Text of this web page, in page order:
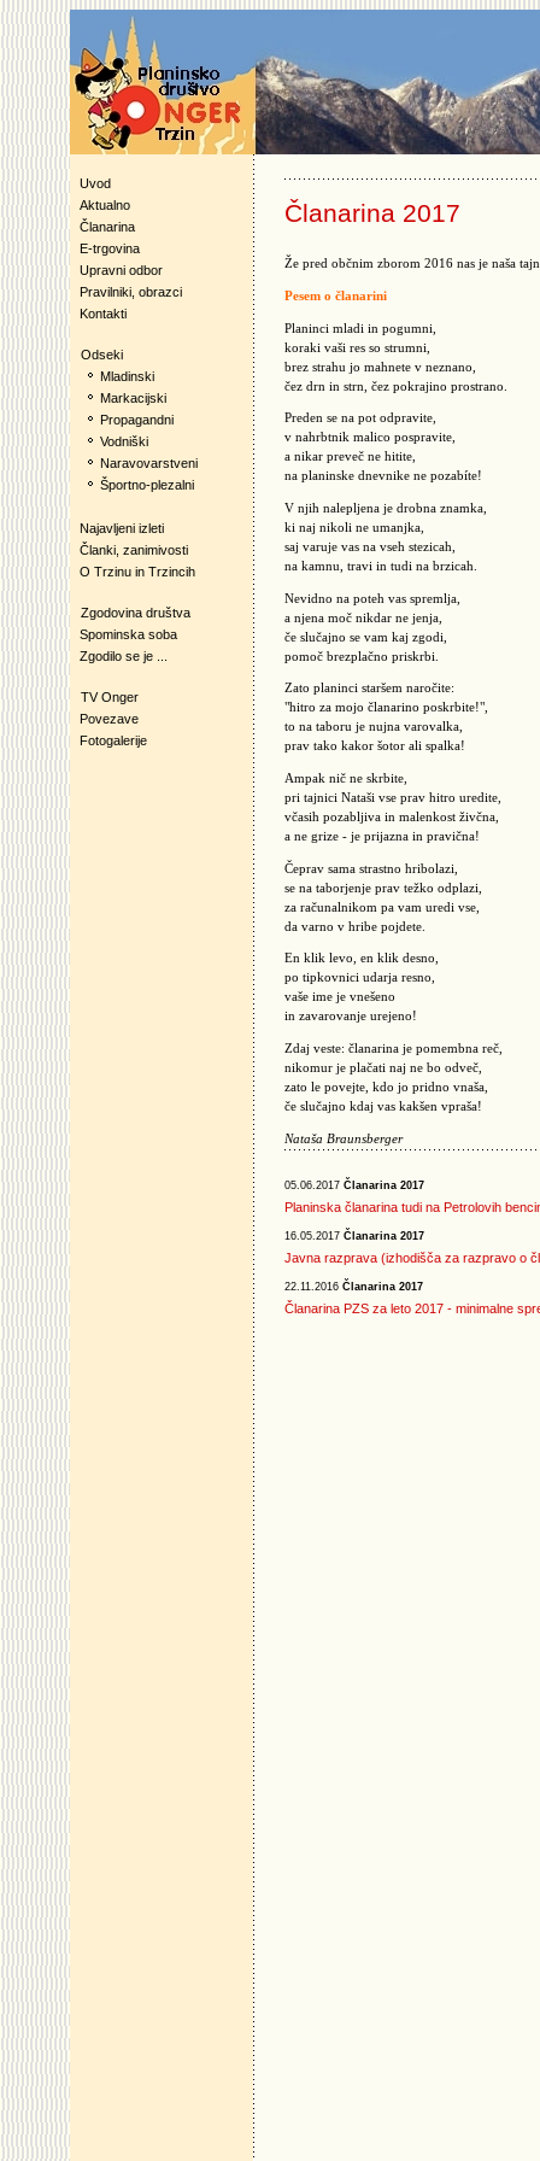
Uvod
Aktualno
Članarina
E-trgovina
Upravni odbor
Pravilniki, obrazci
Kontakti
Odseki
Mladinski
Markacijski
Propagandni
Vodniški
Naravovarstveni
Športno-plezalni
Najavljeni izleti
Članki, zanimivosti
O Trzinu in Trzincih
Zgodovina društva
Spominska soba
Zgodilo se je ...
TV Onger
Povezave
Fotogalerije
Članarina 2017
Že pred občnim zborom 2016 nas je naša
Pesem o članarini
Planinci mladi in pogumni,
koraki vaši res so strumni,
brez strahu jo mahnete v neznano,
čez drn in strn, čez pokrajino prostrano.
Preden se na pot odpravite,
v nahrbtnik malico pospravite,
a nikar preveč ne hitite,
na planinske dnevnike ne pozabíte!
V njih nalepljena je drobna znamka,
ki naj nikoli ne umanjka,
saj varuje vas na vseh stezicah,
na kamnu, travi in tudi na brzicah.
Nevidno na poteh vas spremlja,
a njena moč nikdar ne jenja,
če slučajno se vam kaj zgodi,
pomoč brezplačno priskrbi.
Zato planinci staršem naročite:
"hitro za mojo članarino poskrbite!",
to na taboru je nujna varovalka,
prav tako kakor šotor ali spalka!
Ampak nič ne skrbite,
pri tajnici Nataši vse prav hitro uredite,
včasih pozabljiva in malenkost živčna,
a ne grize - je prijazna in pravična!
Čeprav sama strastno hribolazi,
se na taborjenje prav težko odplazi,
za računalnikom pa vam uredi vse,
da varno v hribe pojdete.
En klik levo, en klik desno,
po tipkovnici udarja resno,
vaše ime je vnešeno
in zavarovanje urejeno!
Zdaj veste: članarina je pomembna reč,
nikomur je plačati naj ne bo odveč,
zato le povejte, kdo jo pridno vnaša,
če slučajno kdaj vas kakšen vpraša!
Nataša Braunsberger
05.06.2017 Članarina 2017
Planinska članarina tudi na Petrolovih
16.05.2017 Članarina 2017
Javna razprava (izhodišča za razpravo o
22.11.2016 Članarina 2017
Članarina PZS za leto 2017 - minimalne